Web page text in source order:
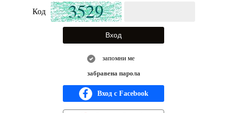
Код
запомни ме
забравена парола
Вход с Facebook